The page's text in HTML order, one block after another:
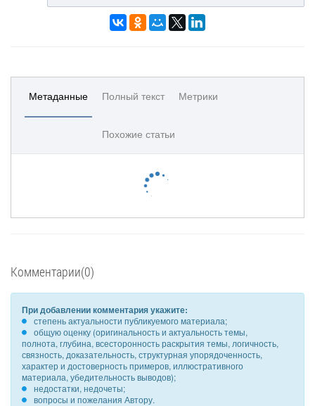
Метаданные Полный текст Метрики
Похожие статьи
Комментарии(0)
При добавлении комментария укажите:
степень актуальности публикуемого материала;
общую оценку (оригинальность и актуальность темы,
полнота, глубина, всесторонность раскрытия темы, логичность,
связность, доказательность, структурная упорядоченность,
характер и достоверность примеров, иллюстративного
материала, убедительность выводов);
недостатки, недочеты;
вопросы и пожелания Автору.